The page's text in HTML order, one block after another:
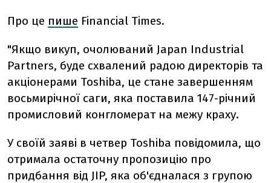
Про це пише Financial Times.
"Якщо викуп, очолюваний Japan Industrial
Partners, буде схвалений радою директорів та
акціонерами Toshiba, це стане завершенням
восьмирічної саги, яка поставила 147-річний
промисловий конгломерат на межу краху.
У своїй заяві в четвер Toshiba повідомила, що
отримала остаточну пропозицію про
придбання від JIP, яка об'єдналася з групою